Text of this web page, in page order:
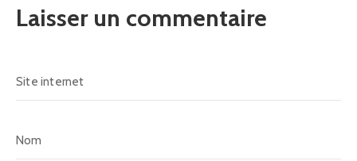
Laisser un commentaire